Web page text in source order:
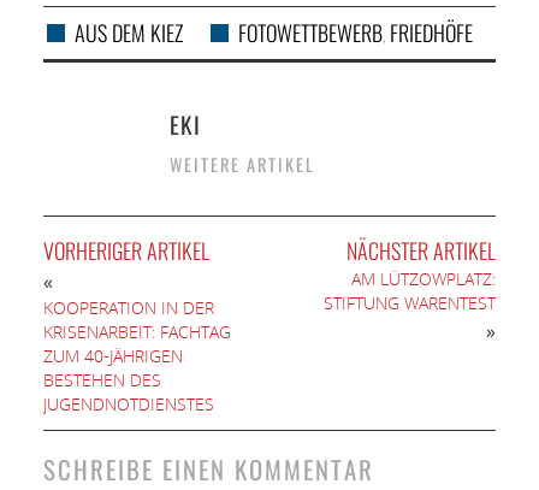
AUS DEM KIEZ FOTOWETTBEWERB, FRIEDHÖFE
EKI
WEITERE ARTIKEL
VORHERIGER ARTIKEL
«
KOOPERATION IN DER
KRISENARBEIT: FACHTAG
ZUM 40-JÄHRIGEN
BESTEHEN DES
JUGENDNOTDIENSTES
NÄCHSTER ARTIKEL
AM LÜTZOWPLATZ:
STIFTUNG WARENTEST
»
SCHREIBE EINEN KOMMENTAR